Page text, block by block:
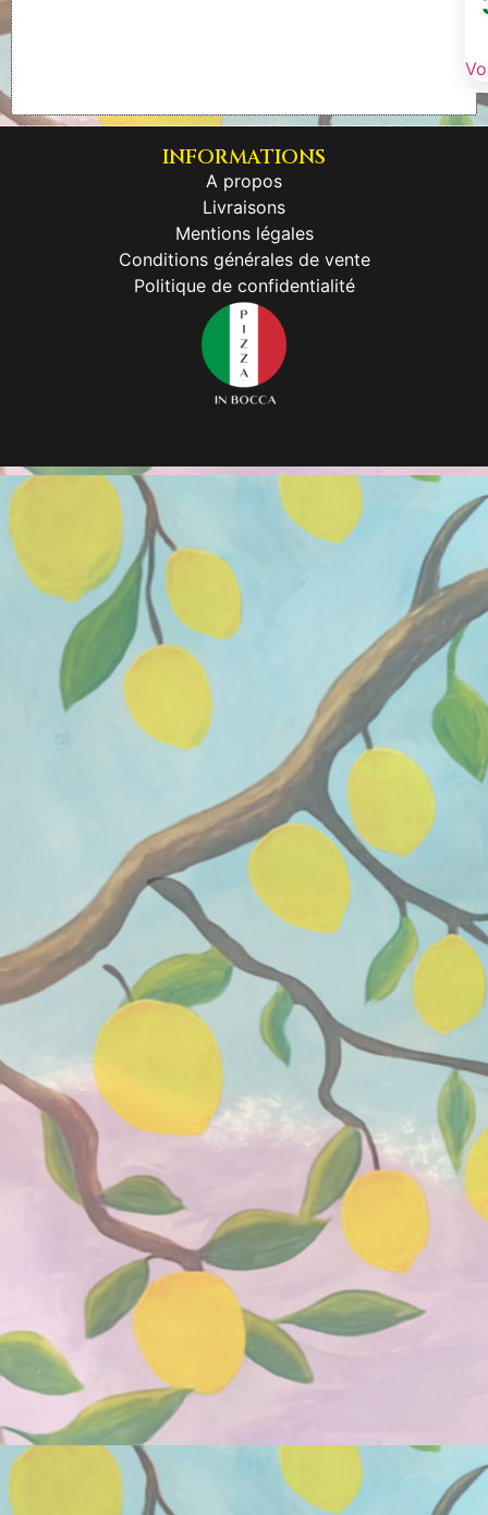
INFORMATIONS
A propos
Livraisons
Mentions légales
Conditions générales de vente
Politique de confidentialité